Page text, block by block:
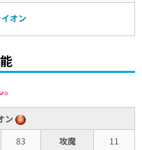
オン
ン
83 攻魔 11